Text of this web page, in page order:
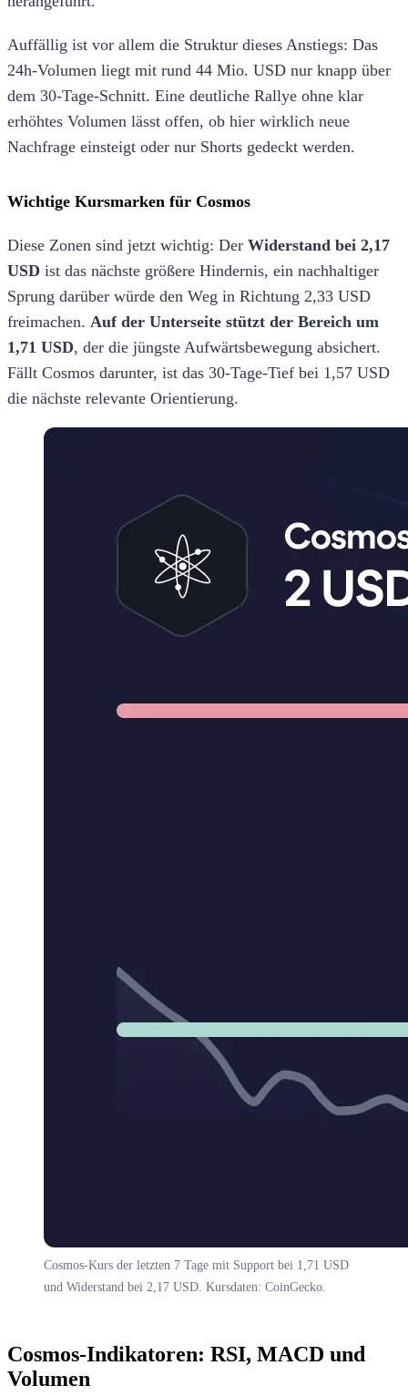
Auffällig ist vor allem die Struktur dieses Anstiegs: Das
24h-Volumen liegt mit rund 44 Mio. USD nur knapp über
dem 30-Tage-Schnitt. Eine deutliche Rallye ohne klar
erhöhtes Volumen lässt offen, ob hier wirklich neue
Nachfrage einsteigt oder nur Shorts gedeckt werden.
Wichtige Kursmarken für Cosmos
Diese Zonen sind jetzt wichtig: Der Widerstand bei 2,17
USD ist das nächste größere Hindernis, ein nachhaltiger
Sprung darüber würde den Weg in Richtung 2,33 USD
freimachen. Auf der Unterseite stützt der Bereich um
1,71 USD, der die jüngste Aufwärtsbewegung absichert.
Fällt Cosmos darunter, ist das 30-Tage-Tief bei 1,57 USD
die nächste relevante Orientierung.
Cosmos-Kurs der letzten 7 Tage mit Support bei 1,71 USD
und Widerstand bei 2,17 USD. Kursdaten: CoinGecko.
Cosmos-Indikatoren: RSI, MACD und
Volumen